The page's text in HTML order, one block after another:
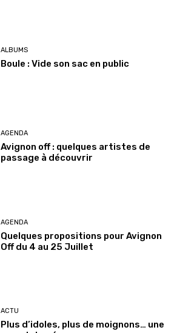
ALBUMS
Boule : Vide son sac en public
AGENDA
Avignon off : quelques artistes de
passage à découvrir
AGENDA
Quelques propositions pour Avignon
Off du 4 au 25 Juillet
ACTU
Plus d’idoles, plus de moignons… une